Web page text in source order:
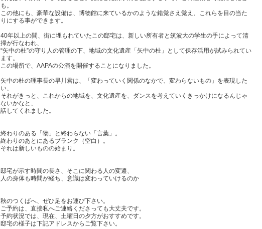
も。
この他にも、豪華な設備は、博物館に来ているかのような錯覚さえ覚え、これらを目の当た
りにする事ができます。
40年以上の間、街に埋もれていたこの邸宅は、新しい所有者と筑波大の学生の手によって清
掃が行なわれ、
“矢中の杜”の守り人の管理の下、地域の文化遺産「矢中の杜」として保存活用が試みられてい
ます。
この場所で、AAPAの公演を開催することになりました。
矢中の杜の理事長の早川君は、「変わっていく関係のなかで、変わらないもの」を表現した
い、
それがきっと、これからの地域を、文化遺産を、ダンスを考えていくきっかけになるんじゃ
ないかなと、
話してくれました。
終わりのある「物」と終わらない「言葉」。
終わりのあとにあるブランク（空白）。
それは新しいものの始まり。
邸宅が示す時間の長さ、そこに関わる人の変遷、
人の身体も時間が経ち、意識は変わっていけるのか
秋のつくばへ、ぜひ足をお運び下さい。
ご予約は、直接私へご連絡くださっても大丈夫です。
予約状況では、現在、土曜日の夕方がおすすめです。
邸宅の様子は下記アドレスからご覧下さい。